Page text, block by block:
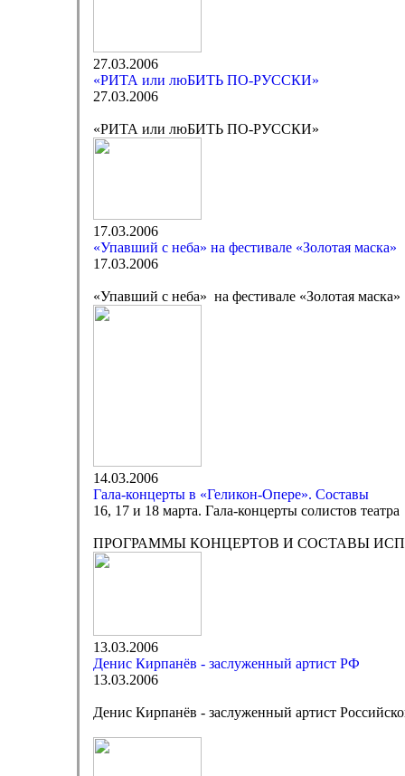
27.03.2006
«РИТА или люБИТЬ ПО-РУССКИ»
27.03.2006
«РИТА или люБИТЬ ПО-РУССКИ»
17.03.2006
«Упавший с неба» на фестивале «Золотая маска»
17.03.2006
«Упавший с неба» на фестивале «Золотая маска»
14.03.2006
Гала-концерты в «Геликон-Опере». Составы
16, 17 и 18 марта. Гала-концерты солистов театра
ПРОГРАММЫ КОНЦЕРТОВ И СОСТАВЫ
13.03.2006
Денис Кирпанёв - заслуженный артист РФ
13.03.2006
Денис Кирпанёв - заслуженный артист